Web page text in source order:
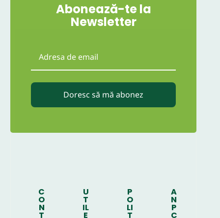
Abonează-te la
Newsletter
Doresc să mă abonez
C
O
N
T
U
T
IL
E
P
O
LI
T
A
N
P
C